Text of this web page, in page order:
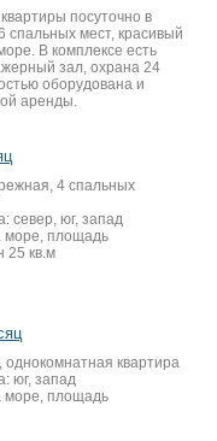
посуточно в
спальных мест, красивый
В комплексе есть
зал, охрана 24
оборудована и
аренды.
4 спальных
север, юг, запад
море, площадь
25 кв.м
квартира
юг, запад
море, площадь